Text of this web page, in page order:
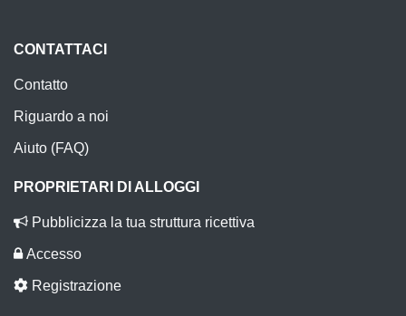
CONTATTACI
Contatto
Riguardo a noi
Aiuto (FAQ)
PROPRIETARI DI ALLOGGI
Pubblicizza la tua struttura ricettiva
Accesso
Registrazione